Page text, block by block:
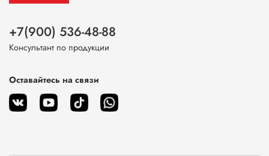
+7(900) 536-48-88
Консультант по продукции
Оставайтесь на связи